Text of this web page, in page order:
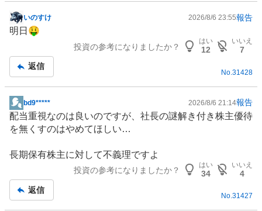
掲
示
事
いのすけ 2026/8/6 23:55報告
明日🤑
投資の参考になりましたか？
はい
12
いいえ
7
返信
No. 31428
掲
示
板
事
bd9***** 2026/8/6 21:14報告
配当重視なのは良いのですが、社長の謎解き付き株主優待
を無くすのはやめてほしい…
長期保有株主に対して不義理ですよ
投資の参考になりましたか？
はい
34
いいえ
4
返信
No.31427